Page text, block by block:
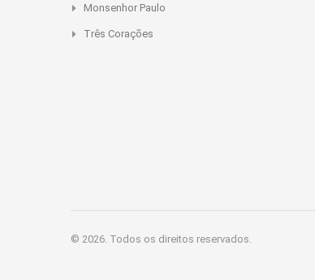
Monsenhor Paulo
Três Corações
© 2026. Todos os direitos reservados.